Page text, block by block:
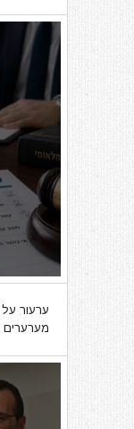
ערעור על
מערערים